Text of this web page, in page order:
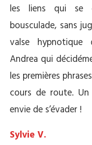
les liens qui se
bousculade, sans
valse hypnotique
Andrea qui
les premières
cours de route.
envie de s’évader !
Sylvie V.